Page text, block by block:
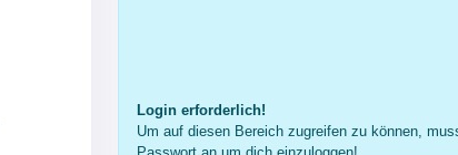
Login erforderlich!
Um auf diesen Bereich zugreifen zu können,